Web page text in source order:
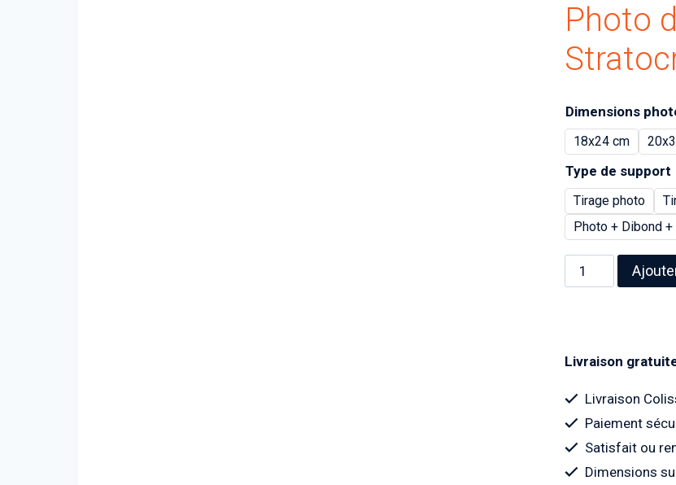
Photo
Dimensions
18x24 cm
Type de support
Tirage photo
Photo + Dibond
quantité
de
Boeing
Stratocruiser
-
1949
Livraison
Livraison
Paiement
Satisfait ou
Dimensions